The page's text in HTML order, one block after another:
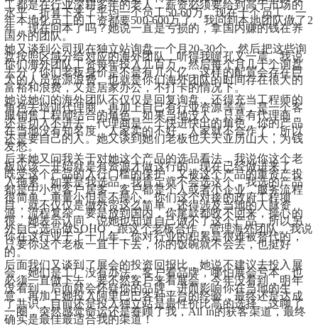
工都是在行业深耕多年的老人，薪资必须要给到高于市场的
水平，折算下来了平均一个员工50-60万。现在十个员工，一
年本地化员工的工资都要500-600万了。我问到本地团队做了2
年，现在回本了吗？她说一直是亏损的，拿国内赚的钱在养
国外的团队。
她又谈到公司现在独立站询盘一个月20-30个，然后把这些询
盘按照区域分给对应的海外团队，听得我瞳孔又一震。我说
你们海外团队工资每年投入几百万，然后每个月几十个询盘
去分？你们老板身价是不是有几个亿，这样的配置会存在巨
大的人员资源浪费。也就是你们海外团队的时间存在很大的
富裕和浪费，又是居家办公，不打卡的情况下。
她说她们的海外团队不仅仅是回复询盘，还得充当工程师的
角色去培训代理商，再加上自己有行业资源等等，是一个客
服销售工程师结合的角色。如果当地没人，只是有代理商，
还是切入不进去。代理商是一个快进快出的角色，你的产品
在当地没有知名度，人家卖的不好，人家就不合作了，所以
还是要自己的人。她又谈到她们老板也天天亚历山大，为钱
发愁。
后来她又问我关于对她这个产品的选品看法，我说你这个老
板应该一开始就是有资源才做这行的，现在已经做进来了，
既受这个产品的入行门槛的保护，又被这个产品的重资产投
入拖累。如果是我选品，我肯定就不会选这个，我选的产品
都是中小型客户居多，客户都是个人或者小企业，服务流程
很简单，单量小但是不操心。你们这个对接的政府工程项
目，就不仅仅是做外贸这么简单，还得涉及当地的人脉资
源，流程复杂，要是放到国内，你尾款都收不回来，操心的
很。她表示认同，说她也知道自己做不了这个产品，所以另
外自己选品做SOHO，跟这个老板合作，管理海外团队。我说
你在这行业干了十几年，你对行业的积累是很难被替代的，
只要你这个老板一直干下去，你的饭碗就不会丢，也挺好
的。
后面我们又谈到了展会的投资回报比，她说不建议去投入展
会，她们是工厂没有办法。客户看品牌，哪怕展会亏本，也
必须一直做下去。要不然客户来看展会，今年没看到，明年
没看到，后面就会怀疑你的品牌，进而影响你在当地的生
意。再加上她投入阿里巴巴各种平台的经验，最终还是达成
了共识，目前还是投入独立站是最性价比高的选择。这聊了
一圈，突然感觉命运还是眷顾了我，All in的获客渠道，最终
确实是最佳最适合我的渠道！